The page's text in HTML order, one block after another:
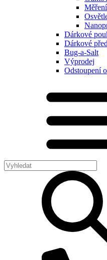
Dárkové
Dárkové
Bug-a-Salt
Výprodej
Odstoupení